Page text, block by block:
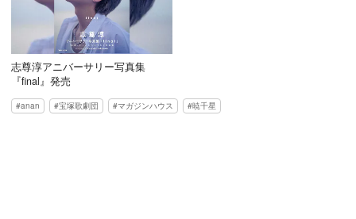
志尊淳アニバーサリー写真集
『final』発売
anan 宝塚歌劇団 マガジンハウス 暁千星